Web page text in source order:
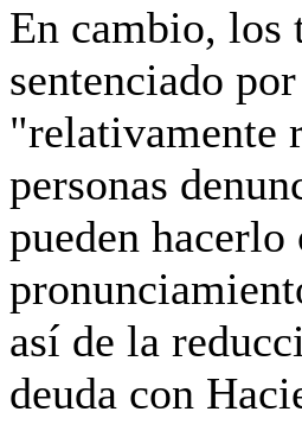
En cambio, los
sentenciado
"relativamente
personas
pueden hacerlo
así de la
deuda con